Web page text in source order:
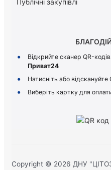
Публічні закупівлі
Відкрийте сканер QR-
Приват24
Натисніть або відскануйте
Виберіть картку для
Copyright © 2026 ДНУ